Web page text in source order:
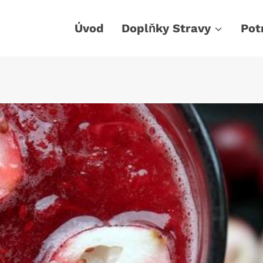
Úvod Doplňky Stravy